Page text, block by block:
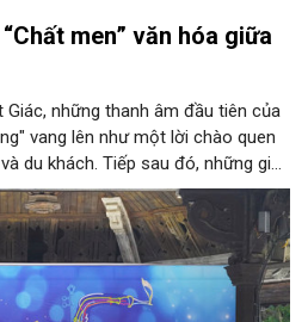
men” văn hóa giữa
Giác, những thanh âm đầu tiên của
vang lên như một lời chào quen
du khách. Tiếp sau đó, những giai
lần lượt cất lên qua phần biểu
và các nghệ sĩ Bình Minh Jazz
âm nhạc giàu cảm xúc ngay giữa